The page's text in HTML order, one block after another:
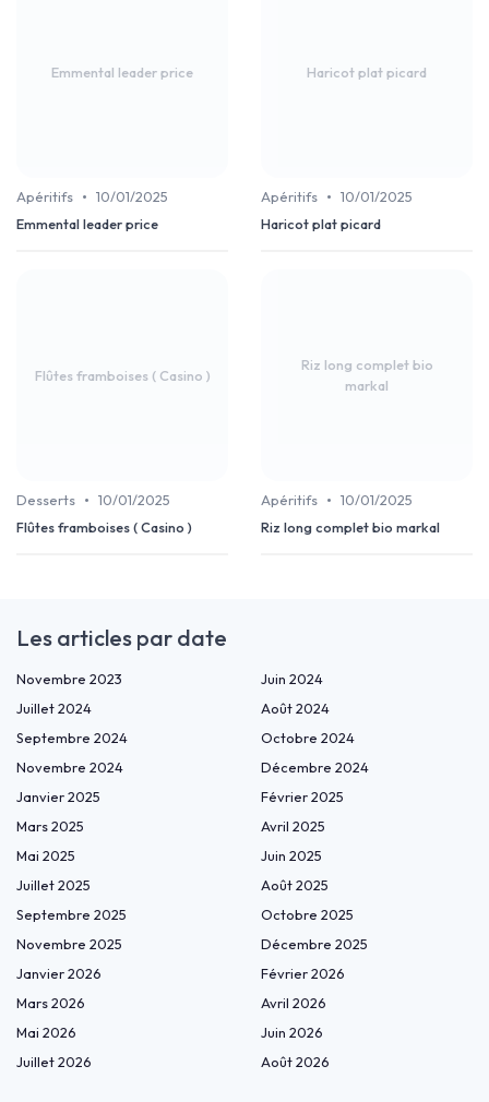
Emmental leader price
Apéritifs • 10/01/2025
Emmental leader price
Haricot plat picard
Apéritifs • 10/01/2025
Haricot plat picard
Flûtes framboises ( Casino )
Desserts • 10/01/2025
Flûtes framboises ( Casino )
Riz long complet bio
markal
Apéritifs • 10/01/2025
Riz long complet bio markal
Les articles par date
Novembre 2023
Juin 2024
Juillet 2024
Août 2024
Septembre 2024
Octobre 2024
Novembre 2024
Décembre 2024
Janvier 2025
Février 2025
Mars 2025
Avril 2025
Mai 2025
Juin 2025
Juillet 2025
Août 2025
Septembre 2025
Octobre 2025
Novembre 2025
Décembre 2025
Janvier 2026
Février 2026
Mars 2026
Avril 2026
Mai 2026
Juin 2026
Juillet 2026
Août 2026